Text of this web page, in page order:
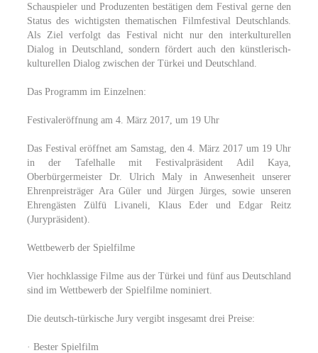
Schauspieler und Produzenten bestätigen dem Festival gerne den
Status des wichtigsten thematischen Filmfestival Deutschlands.
Als Ziel verfolgt das Festival nicht nur den interkulturellen
Dialog in Deutschland, sondern fördert auch den künstlerisch-
kulturellen Dialog zwischen der Türkei und Deutschland.
Das Programm im Einzelnen:
Festivaleröffnung am 4. März 2017, um 19 Uhr
Das Festival eröffnet am Samstag, den 4. März 2017 um 19 Uhr
in der Tafelhalle mit Festivalpräsident Adil Kaya,
Oberbürgermeister Dr. Ulrich Maly in Anwesenheit unserer
Ehrenpreisträger Ara Güler und Jürgen Jürges, sowie unseren
Ehrengästen Zülfü Livaneli, Klaus Eder und Edgar Reitz
(Jurypräsident).
Wettbewerb der Spielfilme
Vier hochklassige Filme aus der Türkei und fünf aus Deutschland
sind im Wettbewerb der Spielfilme nominiert.
Die deutsch-türkische Jury vergibt insgesamt drei Preise:
· Bester Spielfilm